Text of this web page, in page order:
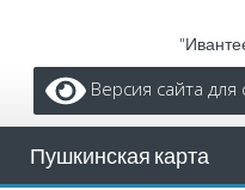
Версия сайта для
Пушкинская карта